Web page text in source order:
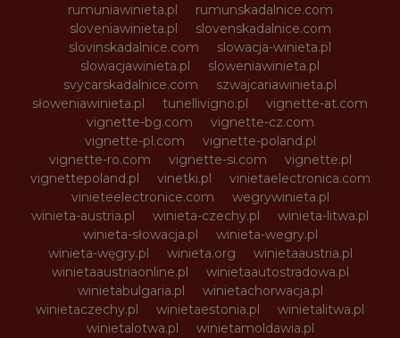
rumuniawinieta.pl
rumunskadalnice.com
sloveniawinieta.pl
slovenskadalnice.com
slovinskadalnice.com
slowacja-winieta.pl
slowacjawinieta.pl
sloweniawinieta.pl
svycarskadalnice.com
szwajcariawinieta.pl
słoweniawinieta.pl
tunellivigno.pl
vignette-at.com
vignette-bg.com
vignette-cz.com
vignette-pl.com
vignette-poland.pl
vignette-ro.com
vignette-si.com
vignette.pl
vignettepoland.pl
vinetki.pl
vinietaelectronica.com
vinieteelectronice.com
wegrywinieta.pl
winieta-austria.pl
winieta-czechy.pl
winieta-litwa.pl
winieta-słowacja.pl
winieta-wegry.pl
winieta-węgry.pl
winieta.org
winietaaustria.pl
winietaaustriaonline.pl
winietaautostradowa.pl
winietabulgaria.pl
winietachorwacja.pl
winietaczechy.pl
winietaestonia.pl
winietalitwa.pl
winietalotwa.pl
winietamoldawia.pl